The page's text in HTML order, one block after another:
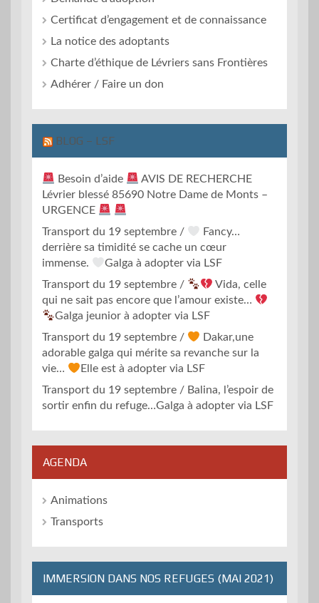
Certificat d’engagement et de connaissance
La notice des adoptants
Charte d’éthique de Lévriers sans Frontières
Adhérer / Faire un don
BLOG – LSF
Besoin d’aide
AVIS DE RECHERCHE
Lévrier blessé 85690 Notre Dame de Monts –
URGENCE
Transport du 19 septembre /
Fancy…
derrière sa timidité se cache un cœur
immense.
Galga à adopter via LSF
Transport du 19 septembre /
Vida, celle
qui ne sait pas encore que l’amour existe…
Galga jeunior à adopter via LSF
Transport du 19 septembre /
Dakar,une
adorable galga qui mérite sa revanche sur la
vie…
Elle est à adopter via LSF
Transport du 19 septembre / Balina, l’espoir de
sortir enfin du refuge…Galga à adopter via LSF
AGENDA
Animations
Transports
IMMERSION DANS NOS REFUGES (MAI 2021)